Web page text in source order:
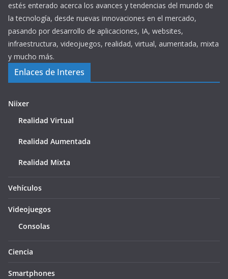
estés enterado acerca los avances y tendencias del mundo de
la tecnología, desde nuevas innovaciones en el mercado,
pasando por desarrollo de aplicaciones, IA, websites,
infraestructura, videojuegos, realidad, virtual, aumentada, mixta
y mucho más.
Enlaces de Interes
Niixer
Realidad Virtual
Realidad Aumentada
Realidad Mixta
Vehículos
Videojuegos
Consolas
Ciencia
Smartphones